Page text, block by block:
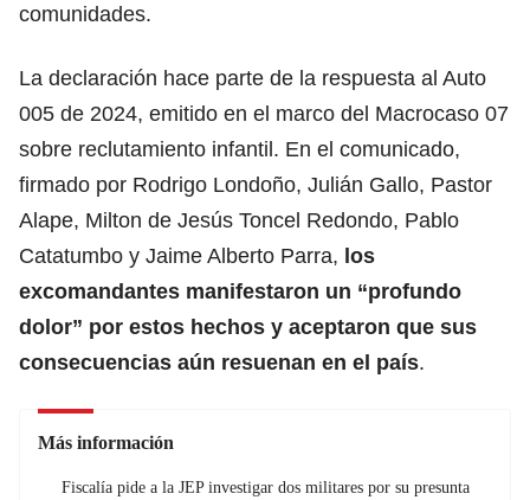
comunidades.
La declaración hace parte de la respuesta al Auto
005 de 2024, emitido en el marco del Macrocaso 07
sobre reclutamiento infantil. En el comunicado,
firmado por Rodrigo Londoño, Julián Gallo, Pastor
Alape, Milton de Jesús Toncel Redondo, Pablo
Catatumbo y Jaime Alberto Parra, los
excomandantes manifestaron un “profundo
dolor” por estos hechos y aceptaron que sus
consecuencias aún resuenan en el país.
Más información
Fiscalía pide a la JEP investigar dos militares por su presunta